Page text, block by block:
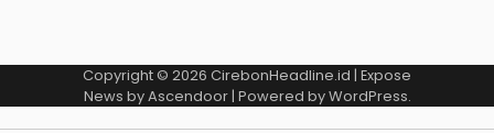
Copyright © 2026 CirebonHeadline.id | Expose
News byAscendoor| Powered byWordPress.